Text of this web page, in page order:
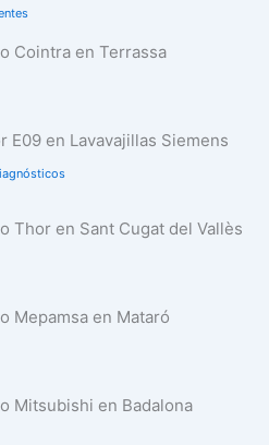
Cointra en Terrassa
E09 en Lavavajillas Siemens
Thor en Sant Cugat del Vallès
Mepamsa en Mataró
Mitsubishi en Badalona